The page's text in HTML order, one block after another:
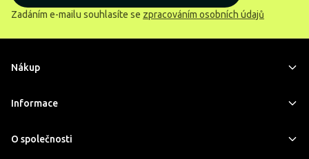
Zadáním e-mailu souhlasíte se zpracováním osobních údajů
Nákup
Informace
O společnosti